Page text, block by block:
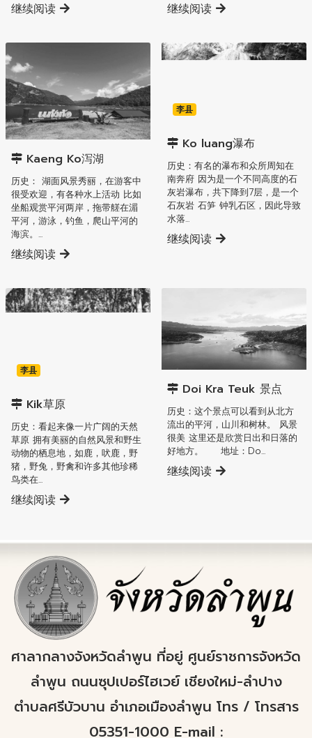
继续阅读 继续阅读
李县
Kaeng Ko泻湖
历史： 湖面风景秀丽，在游客中
很受欢迎，有各种水上活动 比如
坐船观赏平河两岸，拖带艖在湄
平河，游泳，钓鱼，爬山平河的
海滨。...
继续阅读
李县
Ko luang瀑布
历史：有名的瀑布和众所周知在
南奔府 因为是一个不同高度的石
灰岩瀑布，共下降到7层，是一个
石灰岩 石笋 钟乳石区，因此导致
水落...
继续阅读
李县
Kik草原
历史：看起来像一片广阔的天然
草原 拥有美丽的自然风景和野生
动物的栖息地，如鹿，吠鹿，野
猪，野兔，野禽和许多其他珍稀
鸟类在...
继续阅读
李县
Doi Kra Teuk 景点
历史：这个景点可以看到从北方
流出的平河，山川和树林。 风景
很美 这里还是欣赏日出和日落的
好地方。 地址：Do...
继续阅读
ศาลากลางจังหวัดลำพูน ที่อยู่ ศูนย์ราชการจังหวัด
ลำพูน ถนนซุปเปอร์ไฮเวย์ เชียงใหม่-ลำปาง
ตำบลศรีบัวบาน อำเภอเมืองลำพูน โทร / โทรสาร
05351-1000 E-mail :